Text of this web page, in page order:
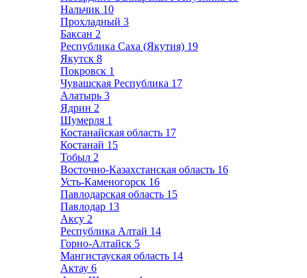
Нальчик 10
Прохладный 3
Баксан 2
Республика Саха (Якутия) 19
Якутск 8
Покровск 1
Чувашская Республика 17
Алатырь 3
Ядрин 2
Шумерля 1
Костанайская область 17
Костанай 15
Тобыл 2
Восточно-Казахстанская область 16
Усть-Каменогорск 16
Павлодарская область 15
Павлодар 13
Аксу 2
Республика Алтай 14
Горно-Алтайск 5
Мангистауская область 14
Актау 6